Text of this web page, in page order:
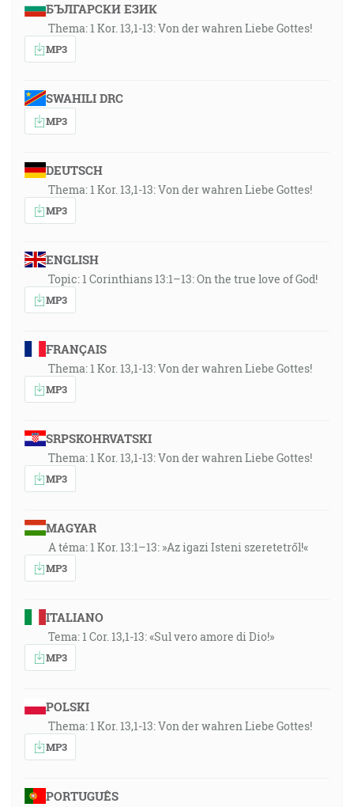
БЪЛГАРСКИ ЕЗИК
Thema: 1 Kor. 13,1-13: Von der wahren Liebe Gottes!
MP3
SWAHILI DRC
MP3
DEUTSCH
Thema: 1 Kor. 13,1-13: Von der wahren Liebe Gottes!
MP3
ENGLISH
Topic: 1 Corinthians 13:1–13: On the true love of God!
MP3
FRANÇAIS
Thema: 1 Kor. 13,1-13: Von der wahren Liebe Gottes!
MP3
SRPSKOHRVATSKI
Thema: 1 Kor. 13,1-13: Von der wahren Liebe Gottes!
MP3
MAGYAR
A téma: 1 Kor. 13:1–13: »Az igazi Isteni szeretetről!«
MP3
ITALIANO
Tema: 1 Cor. 13,1-13: «Sul vero amore di Dio!»
MP3
POLSKI
Thema: 1 Kor. 13,1-13: Von der wahren Liebe Gottes!
MP3
PORTUGUÊS